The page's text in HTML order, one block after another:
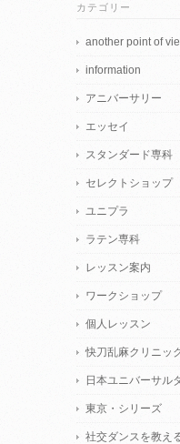
カテゴリー
another point of
information
アニバーサリー
エッセイ
スタンダード専科
セレクトショップ
ユニプラ
ラテン専科
レッスン案内
ワークショップ
個人レッスン
快刀乱麻クリニッ
日本ユニバーサル
東京・シリーズ
社交ダンスを教え